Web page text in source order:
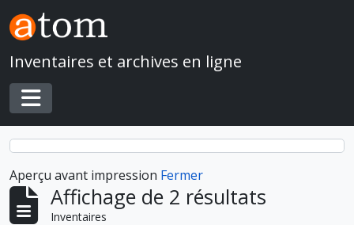
Skip to main content
Inventaires et archives en ligne
Toggle navigation
Aperçu avant impression Fermer
Affichage de 2 résultats
Inventaires